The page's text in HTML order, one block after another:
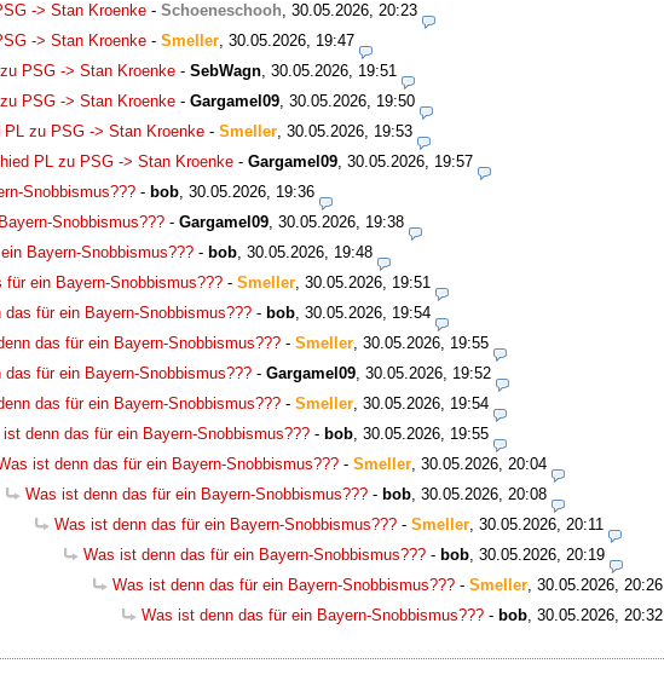
-> Stan Kroenke - Schoeneschooh, 30.05.2026, 20:23
-> Stan Kroenke - Smeller, 30.05.2026, 19:47
PSG -> Stan Kroenke - SebWagn, 30.05.2026, 19:51
PSG -> Stan Kroenke - Gargamel09, 30.05.2026, 19:50
PL zu PSG -> Stan Kroenke - Smeller, 30.05.2026, 19:53
PL zu PSG -> Stan Kroenke - Gargamel09, 30.05.2026, 19:57
Snobbismus??? - bob, 30.05.2026, 19:36
Snobbismus??? - Gargamel09, 30.05.2026, 19:38
Bayern-Snobbismus??? - bob, 30.05.2026, 19:48
für ein Bayern-Snobbismus??? - Smeller, 30.05.2026, 19:51
das für ein Bayern-Snobbismus??? - bob, 30.05.2026, 19:54
das für ein Bayern-Snobbismus??? - Smeller, 30.05.2026, 19:55
das für ein Bayern-Snobbismus??? - Gargamel09, 30.05.2026, 19:52
das für ein Bayern-Snobbismus??? - Smeller, 30.05.2026, 19:54
denn das für ein Bayern-Snobbismus??? - bob, 30.05.2026, 19:55
ist denn das für ein Bayern-Snobbismus??? - Smeller, 30.05.2026, 20:04
Was ist denn das für ein Bayern-Snobbismus??? - bob, 30.05.2026, 20:08
Was ist denn das für ein Bayern-Snobbismus??? - Smeller, 30.05.2026, 20:11
Was ist denn das für ein Bayern-Snobbismus??? - bob, 30.05.2026, 20:19
Was ist denn das für ein Bayern-Snobbismus??? - Smeller, 30.05.2026, 20:26
Was ist denn das für ein Bayern-Snobbismus??? - bob, 30.05.2026, 20:32